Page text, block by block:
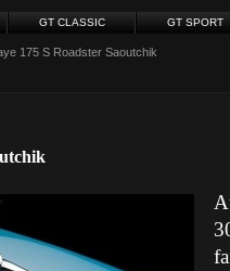
GT CLASSIC GT SPORT
175 S Roadster Saoutchik